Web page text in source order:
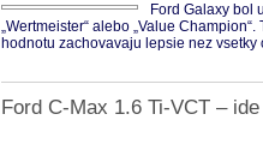
Ford Galaxy bol
„Wertmeister“ alebo „Value
hodnotu zachovavaju lepsie nez
Ford C-Max 1.6 Ti-VCT –